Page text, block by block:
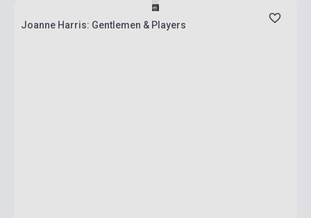
Joanne Harris: Gentlemen & Players